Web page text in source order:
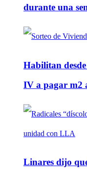
durante una
Habilitan
IV a pagar m2
Linares dijo